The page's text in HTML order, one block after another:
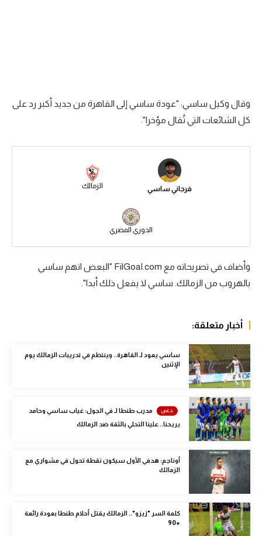
الدوري الإنجليزي
كرة السلة الأمريكية
كرة سلة
كرة طائرة
الوطن العربي
في المونديال
رياضة نسائية
آسيا
أمريكا
ركن الألعاب
أقسام خاصة
Gamers
وقال وكيل ساسي: "عودة ساسي إلى القاهرة من جديد أكبر رد على
كل الشائعات التي تُقال مؤخرا".
فرجاني ساسي الزمالك
الدوري المصري
وأضاف في تصريحاته مع FilGoal.com "البعض اتهم ساسي
بالهروب من الزمالك. ساسي لا يفعل ذلك أبدا".
أخبار متعلقة:
ساسي يعود لـ القاهرة.. وينتظم في تدريبات الزمالك يوم
الإثنين
مدرب طنطا لـ في الجول: غياب ساسي وحامد
يريحنا.. علينا التحلي بالثقة ضد الزمالك
أوناجم: هدفي الأول سيكون نقطة تحول في مشواري مع
الزمالك
كلمة السر "زيزو".. الزمالك يقتل أحلام طنطا بعودة رائعة
+90